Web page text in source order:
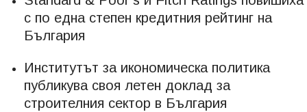
с по една степен кредитния рейтинг на
България
Институтът за икономическа политика
публикува своя летен доклад за
строителния сектор в България